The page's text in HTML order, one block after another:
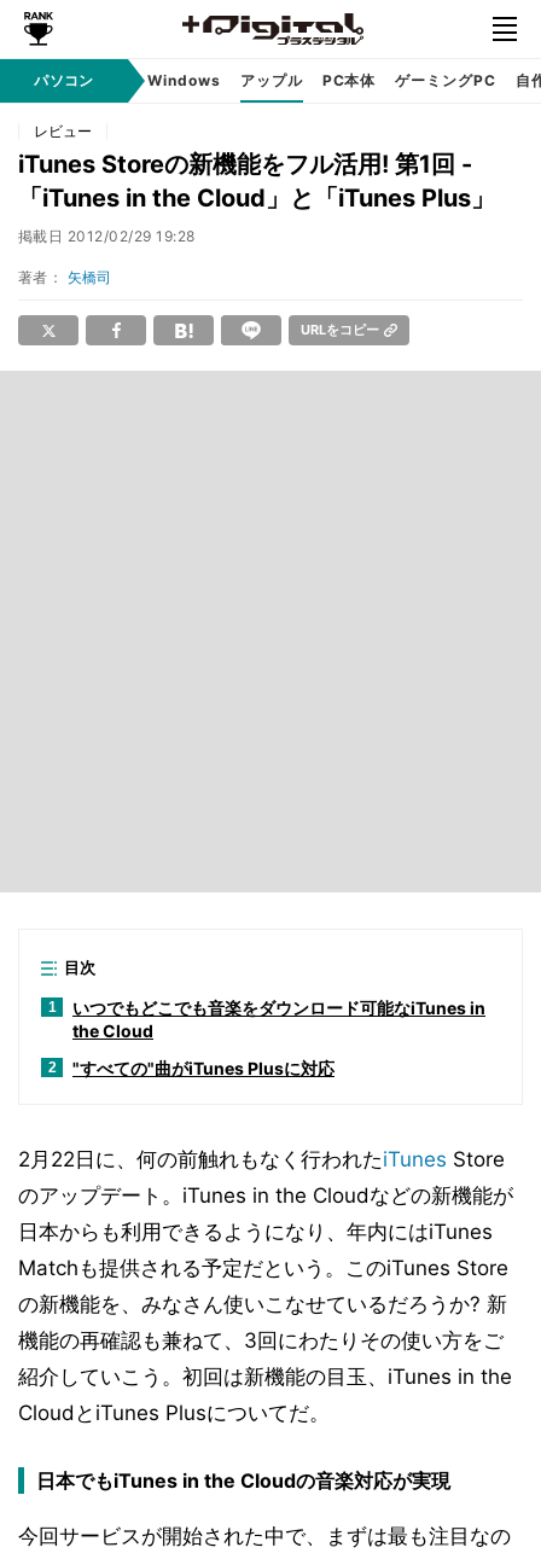
パソコン Windows アップル PC本体 ゲーミングPC 自
レビュー
iTunes Storeの新機能をフル活用! 第1回 -
「iTunes in the Cloud」と「iTunes Plus」
掲載日 2012/02/29 19:28
著者： 矢橋司
URLをコピー
目次
1
いつでもどこでも音楽をダウンロード可能なiTunes in
the Cloud
2 "すべての"曲がiTunes Plusに対応
2月22日に、何の前触れもなく行われたiTunes Store
のアップデート。iTunes in the Cloudなどの新機能が
日本からも利用できるようになり、年内にはiTunes
Matchも提供される予定だという。このiTunes Store
の新機能を、みなさん使いこなせているだろうか? 新
機能の再確認も兼ねて、3回にわたりその使い方をご
紹介していこう。初回は新機能の目玉、iTunes in the
CloudとiTunes Plusについてだ。
日本でもiTunes in the Cloudの音楽対応が実現
今回サービスが開始された中で、まずは最も注目なの